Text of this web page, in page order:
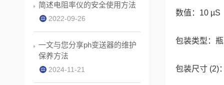
数值：10 µS
包装类型：
包装尺寸 (2)
简述电阻率仪的安全使用方法
2022-09-26
一文与您分享ph变送器的维护
保养方法
2024-11-21